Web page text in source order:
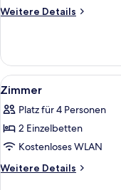
Weitere Details
Weitere
Alle
Fotos
für
Zimmer
anzeigen
5
Zimmer
Platz für 4 Personen
2 Einzelbetten
Kostenloses WLAN
Weitere Details
Weitere